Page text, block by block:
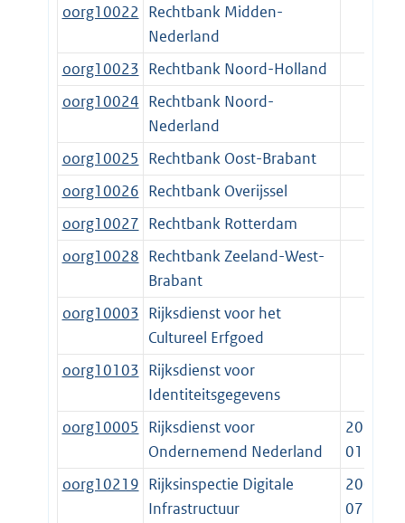
oorg10022 Rechtbank Midden-
Nederland
oorg10023 Rechtbank Noord-Holland
oorg10024 Rechtbank Noord-
Nederland
oorg10025 Rechtbank Oost-Brabant
oorg10026 Rechtbank Overijssel
oorg10027 Rechtbank Rotterdam
oorg10028 Rechtbank Zeeland-West-
Brabant
oorg10003 Rijksdienst voor het
Cultureel Erfgoed
oorg10103 Rijksdienst voor
Identiteitsgegevens
oorg10005 Rijksdienst voor
Ondernemend Nederland
2014-
01-01
oorg10219 Rijksinspectie Digitale
Infrastructuur
2002-
07-22